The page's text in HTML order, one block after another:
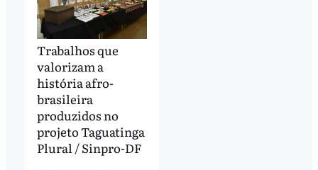
Trabalhos que
valorizam a
história afro-
brasileira
produzidos no
projeto Taguatinga
Plural / Sinpro-DF